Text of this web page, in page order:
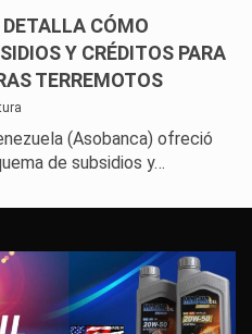
CÓMO
Y CRÉDITOS PARA
TERREMOTOS
(Asobanca) ofreció
de subsidios y…